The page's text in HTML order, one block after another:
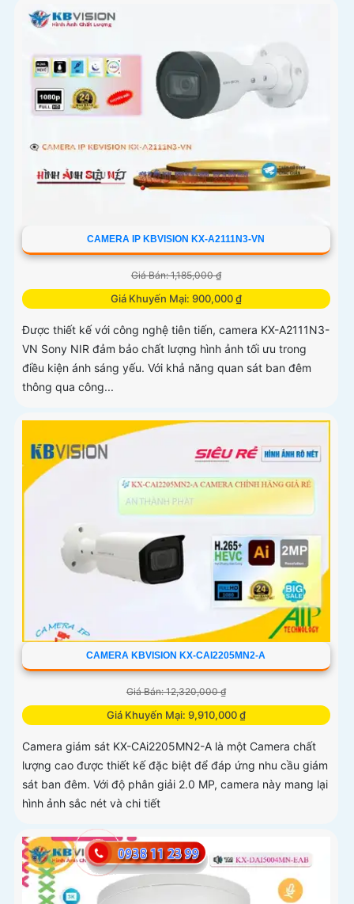
sáng ban đêm, giúp giám sát bảo vệ an ninh ban đêm một
cách linh hoạt
CAMERA IP KBVISION KX-A2111N3-VN
Giá Bán: 1,185,000 ₫
Giá Khuyến Mại: 900,000 ₫
Được thiết kế với công nghệ tiên tiến, camera KX-A2111N3-
VN Sony NIR đảm bảo chất lượng hình ảnh tối ưu trong
điều kiện ánh sáng yếu. Với khả năng quan sát ban đêm
thông qua công...
CAMERA KBVISION KX-CAI2205MN2-A
Giá Bán: 12,320,000 ₫
Giá Khuyến Mại: 9,910,000 ₫
Camera giám sát KX-CAi2205MN2-A là một Camera chất
lượng cao được thiết kế đặc biệt để đáp ứng nhu cầu giám
sát ban đêm. Với độ phân giải 2.0 MP, camera này mang lại
hình ảnh sắc nét và chi tiết